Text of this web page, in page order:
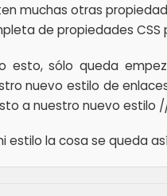
muchas otras
de propiedades
esto, sólo queda
nuevo estilo de
a nuestro nuevo estilo /
estilo la cosa se queda